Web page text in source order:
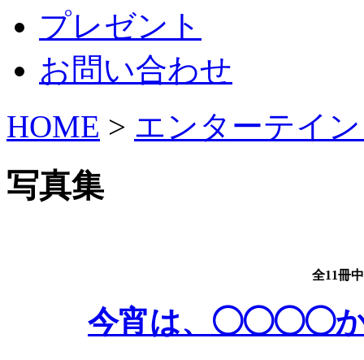
プレゼント
お問い合わせ
HOME > エンターテイ
写真集
全11冊
今宵は、◯◯◯◯か